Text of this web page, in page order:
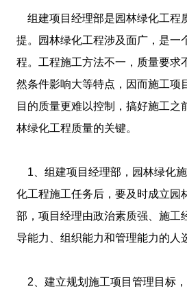
组建项目经理部是园林绿化工程
提。园林绿化工程涉及面广，是一
程。工程施工方法不一，质量要求
然条件影响大等特点，因而施工项
目的质量更难以控制，搞好施工之
林绿化工程质量的关键。
1、组建项目经理部，园林绿化
化工程施工任务后，要及时成立园
部，项目经理由政治素质强、施工
导能力、组织能力和管理能力的人
2、建立规划施工项目管理目标